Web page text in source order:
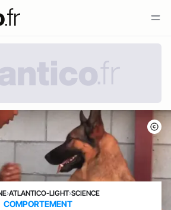
›ATLANTICO-LIGHT›SCIENCE
COMPORTEMENT